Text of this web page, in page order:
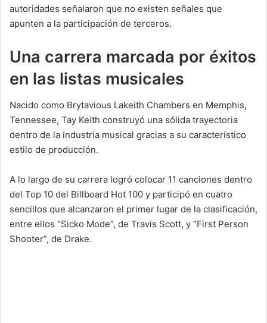
autoridades señalaron que no existen señales que
apunten a la participación de terceros.
Una carrera marcada por éxitos
en las listas musicales
Nacido como Brytavious Lakeith Chambers en Memphis,
Tennessee, Tay Keith construyó una sólida trayectoria
dentro de la industria musical gracias a su característico
estilo de producción.
A lo largo de su carrera logró colocar 11 canciones dentro
del Top 10 del Billboard Hot 100 y participó en cuatro
sencillos que alcanzaron el primer lugar de la clasificación,
entre ellos “Sicko Mode”, de Travis Scott, y “First Person
Shooter”, de Drake.